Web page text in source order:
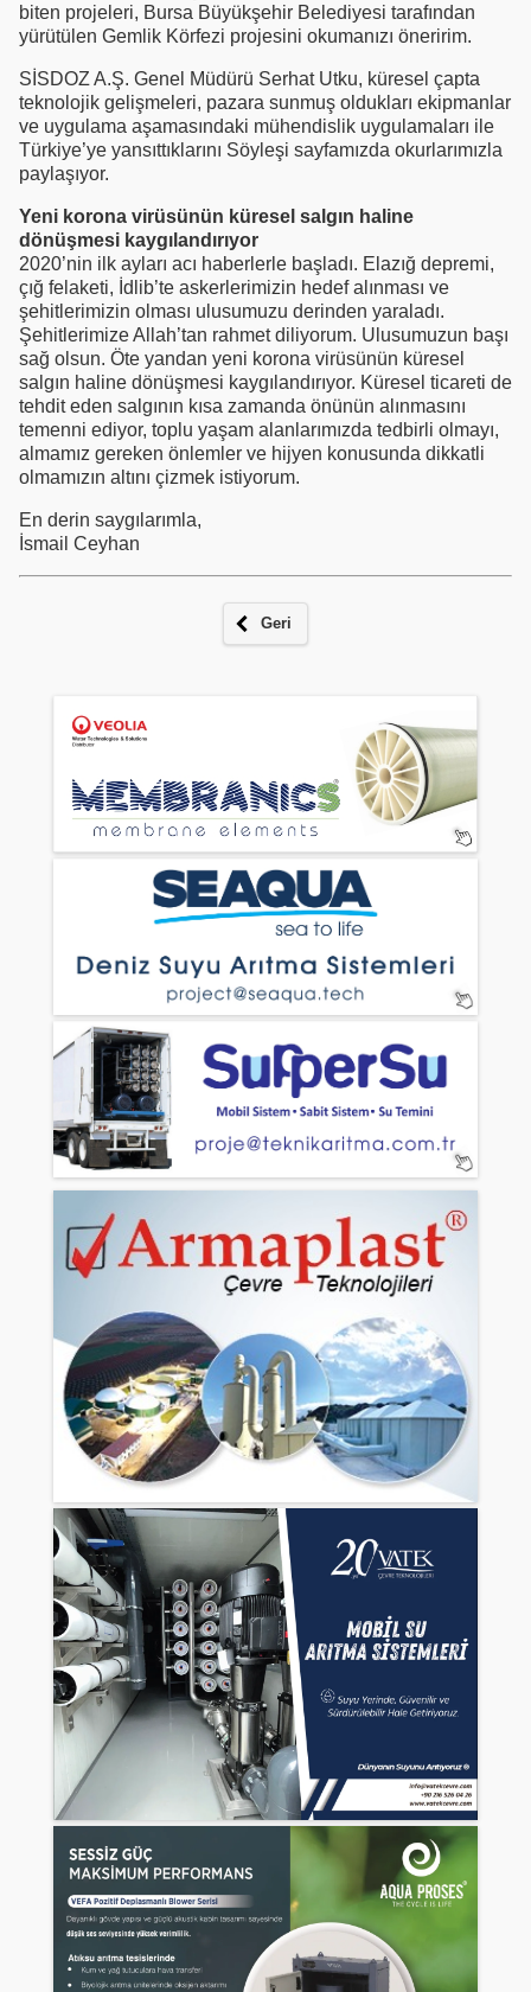
biten projeleri, Bursa Büyükşehir Belediyesi tarafından
yürütülen Gemlik Körfezi projesini okumanızı öneririm.
SİSDOZ A.Ş. Genel Müdürü Serhat Utku, küresel çapta
teknolojik gelişmeleri, pazara sunmuş oldukları ekipmanlar
ve uygulama aşamasındaki mühendislik uygulamaları ile
Türkiye’ye yansıttıklarını Söyleşi sayfamızda okurlarımızla
paylaşıyor.
Yeni korona virüsünün küresel salgın haline
dönüşmesi kaygılandırıyor
2020’nin ilk ayları acı haberlerle başladı. Elazığ depremi,
çığ felaketi, İdlib’te askerlerimizin hedef alınması ve
şehitlerimizin olması ulusumuzu derinden yaraladı.
Şehitlerimize Allah’tan rahmet diliyorum. Ulusumuzun başı
sağ olsun. Öte yandan yeni korona virüsünün küresel
salgın haline dönüşmesi kaygılandırıyor. Küresel ticareti de
tehdit eden salgının kısa zamanda önünün alınmasını
temenni ediyor, toplu yaşam alanlarımızda tedbirli olmayı,
almamız gereken önlemler ve hijyen konusunda dikkatli
olmamızın altını çizmek istiyorum.
En derin saygılarımla,
İsmail Ceyhan
Geri